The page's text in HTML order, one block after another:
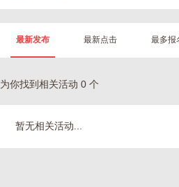
最新发布 最新点击 最多报
为你找到相关活动 0 个
暂无相关活动...